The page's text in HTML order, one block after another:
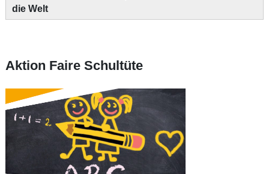
die Welt
Aktion Faire Schultüte